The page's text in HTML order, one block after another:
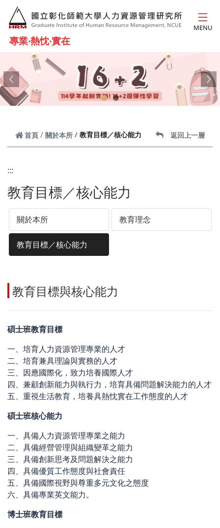
跳到主要內容
專業‧熱忱‧實在
MENU
Previous
首頁 關於本所 教育目標／核心能力 返回上一層
:::
教育目標／核心能力
關於本所 教育理念
教育目標／核心能力
教育目標與核心能力
碩士班教育目標
一、培育人力資源管理專業的人才
二、培育兼具理論與實務的人才
三、因應國際化，致力培養國際人才
四、兼顧創新能力與執行力，培育具備問題解決能力的人才
五、重視生活教育，培養具熱忱實在工作態度的人才
碩士班核心能力
一、具備人力資源管理專業之能力
二、具備經營管理與組織變革之能力
三、具備創新思考及問題解決之能力
四、具備優質工作態度與社會責任
五、具備國際視野與尊重多元文化之態度
六、具備專業英文能力。
博士班教育目標